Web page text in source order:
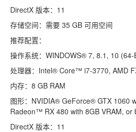
DirectX 版本：11
存储空间：需要 35 GB 可用空间
推荐配置：
操作系统：WINDOWS® 7, 8.1, 10
处理器：Intel® Core™ i7-3770, AMD
内存：8 GB RAM
图形：NVIDIA® GeForce® GTX 1060
Radeon™ RX 480 with 8GB VRAM, or
DirectX 版本：11